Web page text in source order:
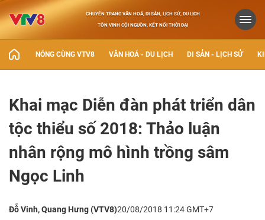
CHUYÊN TRANG VĂN HOÁ, DI SẢN, LỊCH SỬ, DU LỊCH
TÔN VINH CỘI NGUỒN, KẾT NỐI THỜI ĐẠI
NÓNG CÙNG VTV8 VĂN HOÁ - DU LỊCH DI SẢN - LỊCH SỬ
Khai mạc Diễn đàn phát triển dân
tộc thiểu số 2018: Thảo luận
nhân rộng mô hình trồng sâm
Ngọc Linh
Đỗ Vinh, Quang Hưng (VTV8)20/08/2018 11:24 GMT+7